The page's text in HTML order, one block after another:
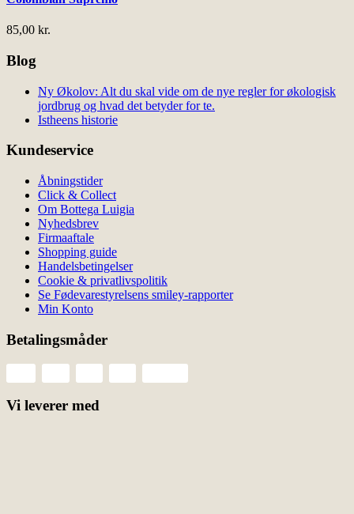
85,00 kr.
Blog
Ny Økolov: Alt du skal vide om de nye regler for økologisk
jordbrug og hvad det betyder for te.
Istheens historie
Kundeservice
Åbningstider
Click & Collect
Om Bottega Luigia
Nyhedsbrev
Firmaaftale
Shopping guide
Handelsbetingelser
Cookie & privatlivspolitik
Se Fødevarestyrelsens smiley-rapporter
Min Konto
Betalingsmåder
Vi leverer med